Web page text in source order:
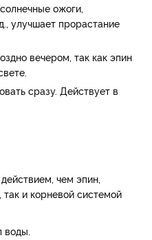
ожоги,
улучшает прорастание
вечером, так как эпин
сразу. Действует в
чем эпин,
так и корневой системой
воды.